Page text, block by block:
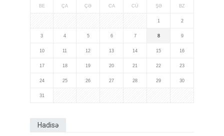
BE ÇA ÇƏ CA CÜ ŞƏ BZ
1 2
3 4 5 6 7 8 9
10 11 12 13 14 15 16
17 18 19 20 21 22 23
24 25 26 27 28 29 30
31
Hadisə